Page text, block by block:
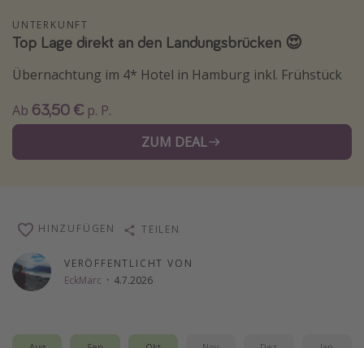
Kefalonia Urlaub
Krabi Urlaub
Tulum Urlaub
Sri Lanka Rundreise
Japan Rundreise
Wellnessurlaub
Disneyland Paris
Roadtrips
Singlereisen
UNTERKUNFT
Top Lage direkt an den Landungsbrücken 😍
Übernachtung im 4* Hotel in Hamburg inkl. Frühstück
Ab 63,50 € p. P.
ZUM DEAL
VERÖFFENTLICHT VON
EckMarc · 4.7.2026
HINZUFÜGEN TEILEN